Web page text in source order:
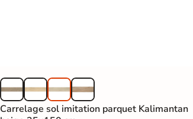
Carrelage sol imitation parquet Kalimantan